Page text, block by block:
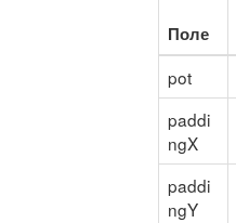
Поле
pot
paddi
ngX
paddi
ngY